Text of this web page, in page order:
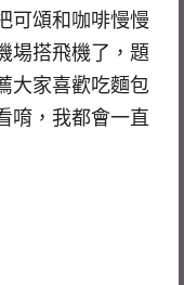
可頌和咖啡慢慢
場搭飛機了，題
大家喜歡吃麵包
唷，我都會一直